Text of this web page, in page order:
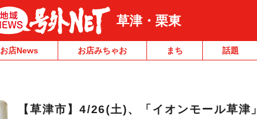
草津・栗東
お店News お店みちゃお まち 話題
【草津市】4/26(土)、「イオンモール草津」